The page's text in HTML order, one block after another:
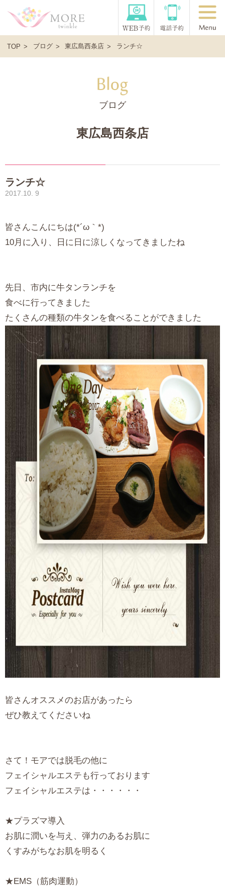
TOP ブログ 東広島西条店 ランチ☆
ブログ
東広島西条店
ランチ☆
2017.10. 9
皆さんこんにちは(*´ω｀*)
10月に入り、日に日に涼しくなってきましたね
先日、市内に牛タンランチを
食べに行ってきました
たくさんの種類の牛タンを食べることができました
皆さんオススメのお店があったら
ぜひ教えてくださいね
さて！モアでは脱毛の他に
フェイシャルエステも行っております
フェイシャルエステは・・・・・・
★プラズマ導入
お肌に潤いを与え、弾力のあるお肌に
くすみがちなお肌を明るく
★EMS（筋肉運動）